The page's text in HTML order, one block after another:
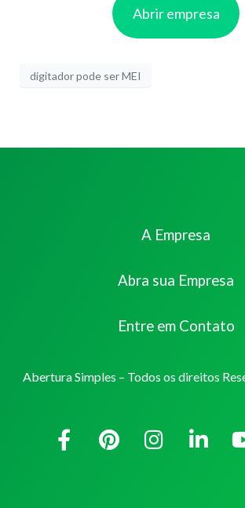
Abrir empresa
digitador pode ser MEI
A Empresa
Abra sua Empresa
Entre em Contato
Abertura Simples – Todos os direitos